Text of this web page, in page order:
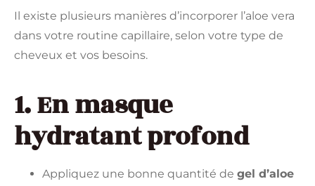
Il existe plusieurs manières d’incorporer l’aloe vera
dans votre routine capillaire, selon votre type de
cheveux et vos besoins.
1. En masque
hydratant profond
Appliquez une bonne quantité de gel d’aloe